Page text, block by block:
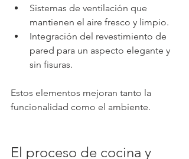
Sistemas de ventilación que
mantienen el aire fresco y limpio.
Integración del revestimiento de
pared para un aspecto elegante y
sin fisuras.
Estos elementos mejoran tanto la
funcionalidad como el ambiente.
El proceso de cocina y